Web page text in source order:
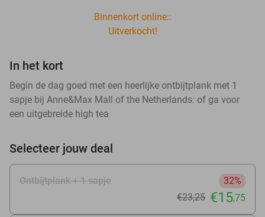
Binnenkort online::
Uitverkocht!
In het kort
Begin de dag goed met een heerlijke ontbijtplank met 1
sapje bij Anne&Max Mall of the Netherlands: of ga voor
een uitgebreide high tea
Selecteer jouw deal
Ontbijtplank + 1 sapje
32%
€23,25 €15,75